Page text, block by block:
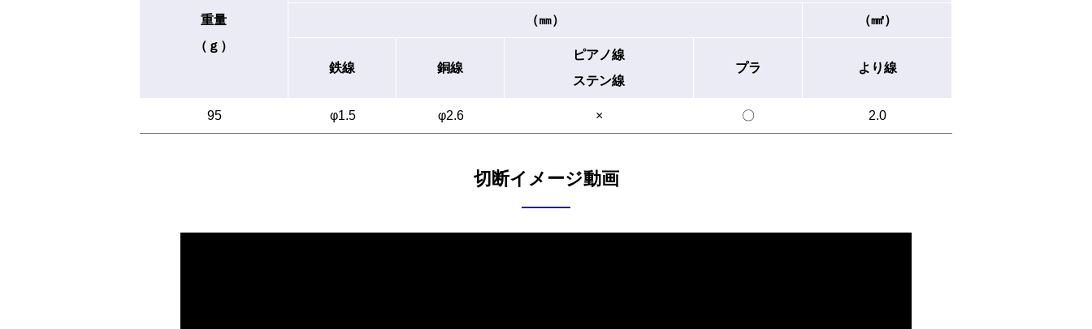
重量
（ｇ）
（㎜） （㎟）
鉄線 銅線
ピアノ線
ステン線
プラ より線
95 φ1.5 φ2.6 × 〇 2.0
切断イメージ動画